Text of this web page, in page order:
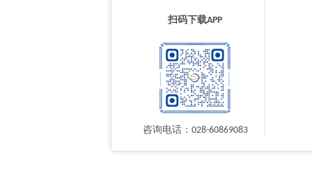
扫码下载APP
咨询电话：028-60869083